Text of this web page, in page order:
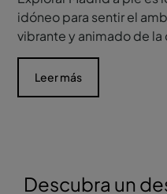
idóneo para sentir el
vibrante y animado de la
Leer más
Descubra un